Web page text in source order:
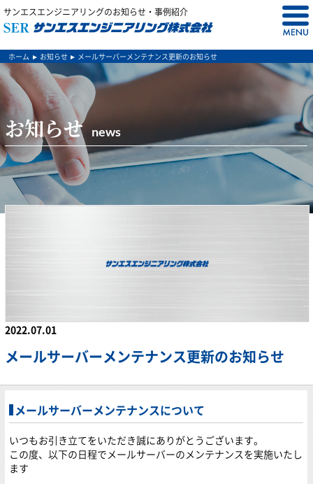
サンエスエンジニアリングのお知らせ・事例紹介
ホーム お知らせ メールサーバーメンテナンス更新のお知らせ
お知らせ news
2022.07.01
メールサーバーメンテナンス更新のお知らせ
メールサーバーメンテナンスについて
いつもお引き立てをいただき誠にありがとうございます。
この度、以下の日程でメールサーバーのメンテナンスを実施いたし
ます